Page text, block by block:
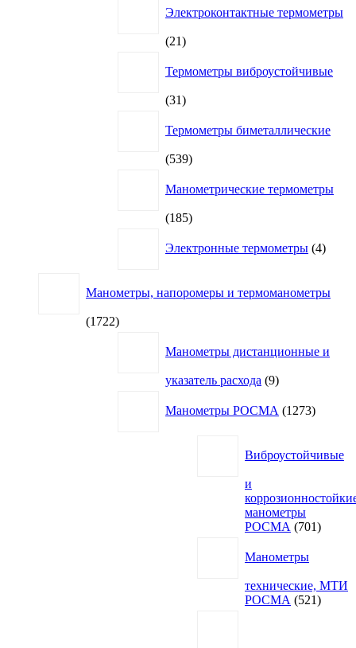
Электроконтактные термометры
2121
Термометры виброустойчивые
3131
Термометры биметаллические
539539
Манометрические термометры
185185
Электронные термометры 4товара
Манометры, напоромеры и термоманометры
17221722
Манометры дистанционные и
указатель расхода 99
Манометры РОСМА
1273товара
Виброустойчивые
и
манометры
РОСМА
701701
Манометры
технические, МТИ
РОСМА
521521